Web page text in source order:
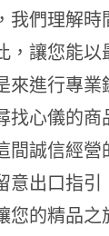
我們理解時
，讓您能以
來進行專業
找心儀的商
間誠信經營
意出口指引
您的精品之